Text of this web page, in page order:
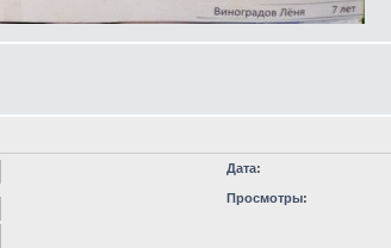
Дата:
Просмотры: